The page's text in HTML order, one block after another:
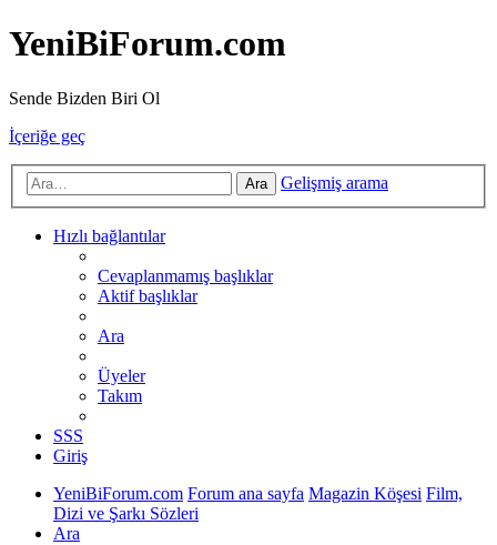
YeniBiForum.com
Sende Bizden Biri Ol
İçeriğe geç
Ara Gelişmiş arama
Hızlı bağlantılar
Cevaplanmamış başlıklar
Aktif başlıklar
Ara
Üyeler
Takım
SSS
Giriş
YeniBiForum.com Forum ana sayfa Magazin Köşesi Film,
Dizi ve Şarkı Sözleri
Ara